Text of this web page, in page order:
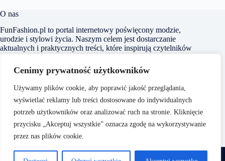
Cenimy prywatność użytkowników
Używamy plików cookie, aby poprawić jakość przeglądania,
wyświetlać reklamy lub treści dostosowane do indywidualnych
potrzeb użytkowników oraz analizować ruch na stronie. Kliknięcie
przycisku „Akceptuj wszystkie” oznacza zgodę na wykorzystywanie
przez nas plików cookie.
O nas
FunFashion.pl to portal internetowy poświęcony modzie,
urodzie i stylowi życia. Naszym celem jest dostarczanie
aktualnych i praktycznych treści, które inspirują czytelników
wygląd i samopoczucie. Dbamy o to, aby nasze artykuły były
zrozumiałe i dostępne dla każdego, niezależnie od poziomu
wiedzy na temat mody czy urody.
O nas